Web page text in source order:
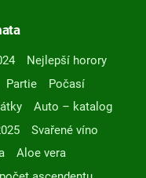
Nejlepší horory
Partie
Počasí
Auto – katalog
Svařené víno
Aloe vera